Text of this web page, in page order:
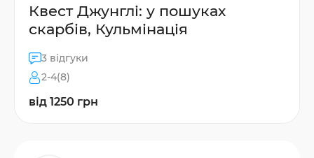
Квест Джунглі: у пошуках
скарбів, Кульмінація
3 відгуки
2-4(8)
від 1250 грн